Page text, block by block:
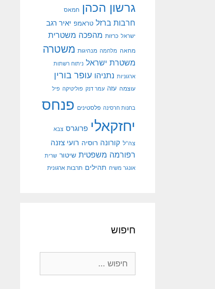
גרשון הכהן חמאס
חרבות ברזל טראמפ יאיר רגב
ישראל כרזות מהפכה משטרית
מחאה מלחמה מנהיגות משטרה
משטרת ישראל ניתוח רשתות
ארגוניות נתניהו עופר בורין
עוצמה עזה עמר דנק פוליטיקה פיל
בחנות חרסינה פלסטינים פנחס
יחזקאלי פרוגרס צבא
צה"ל קורונה רוסיה רועי צזנה
רפורמה משפטית שיטור שרית
אונגר משיח תהילים תרבות ארגונית
חיפוש